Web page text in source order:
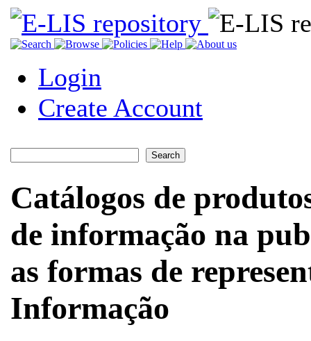
Login
Create Account
Catálogos de
de informação na
as formas de
Informação